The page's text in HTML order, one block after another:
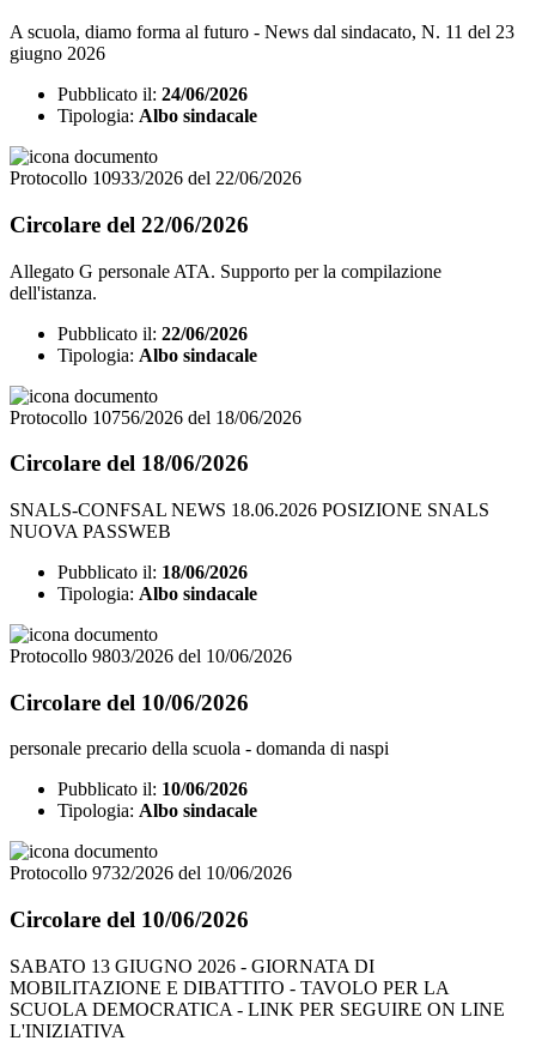
A scuola, diamo forma al futuro - News dal sindacato, N. 11 del 23
giugno 2026
Pubblicato il: 24/06/2026
Tipologia: Albo sindacale
Protocollo 10933/2026 del 22/06/2026
Circolare del 22/06/2026
Allegato G personale ATA. Supporto per la compilazione
dell'istanza.
Pubblicato il: 22/06/2026
Tipologia: Albo sindacale
Protocollo 10756/2026 del 18/06/2026
Circolare del 18/06/2026
SNALS-CONFSAL NEWS 18.06.2026 POSIZIONE SNALS
NUOVA PASSWEB
Pubblicato il: 18/06/2026
Tipologia: Albo sindacale
Protocollo 9803/2026 del 10/06/2026
Circolare del 10/06/2026
personale precario della scuola - domanda di naspi
Pubblicato il: 10/06/2026
Tipologia: Albo sindacale
Protocollo 9732/2026 del 10/06/2026
Circolare del 10/06/2026
SABATO 13 GIUGNO 2026 - GIORNATA DI
MOBILITAZIONE E DIBATTITO - TAVOLO PER LA
SCUOLA DEMOCRATICA - LINK PER SEGUIRE ON LINE
L'INIZIATIVA